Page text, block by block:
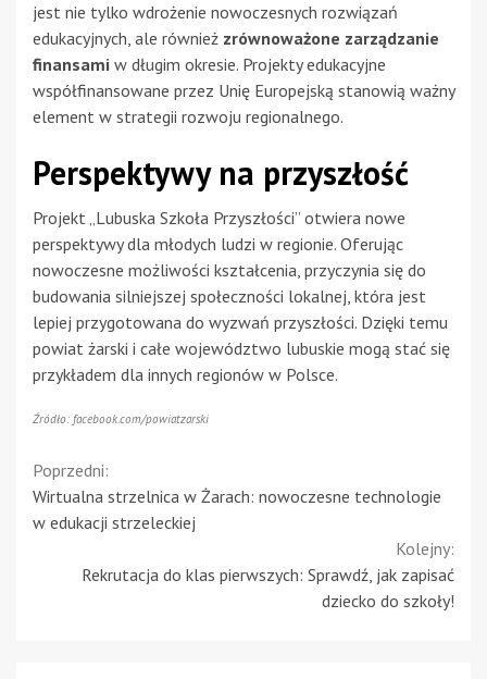
jest nie tylko wdrożenie nowoczesnych rozwiązań
edukacyjnych, ale również zrównoważone zarządzanie
finansami w długim okresie. Projekty edukacyjne
współfinansowane przez Unię Europejską stanowią ważny
element w strategii rozwoju regionalnego.
Perspektywy na przyszłość
Projekt „Lubuska Szkoła Przyszłości” otwiera nowe
perspektywy dla młodych ludzi w regionie. Oferując
nowoczesne możliwości kształcenia, przyczynia się do
budowania silniejszej społeczności lokalnej, która jest
lepiej przygotowana do wyzwań przyszłości. Dzięki temu
powiat żarski i całe województwo lubuskie mogą stać się
przykładem dla innych regionów w Polsce.
Źródło: facebook.com/powiatzarski
Continue
Reading
Poprzedni:
Wirtualna strzelnica w Żarach: nowoczesne technologie
w edukacji strzeleckiej
Kolejny:
Rekrutacja do klas pierwszych: Sprawdź, jak zapisać
dziecko do szkoły!